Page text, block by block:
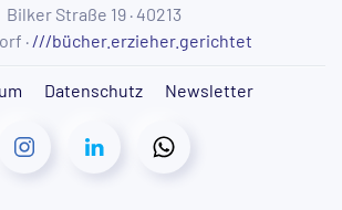
Bilker Straße 19 · 40213
· ///bücher.erzieher.gerichtet
Datenschutz Newsletter